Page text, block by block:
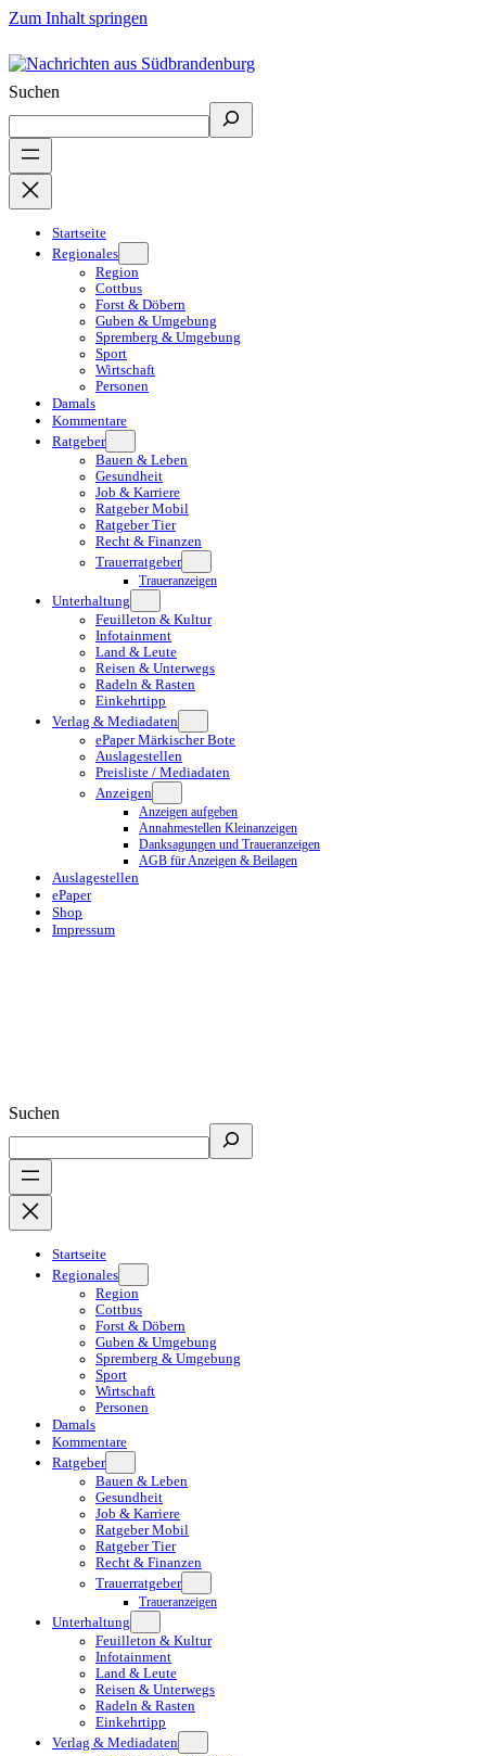
Zum Inhalt springen
Suchen
Startseite
Regionales
Region
Cottbus
Forst & Döbern
Guben & Umgebung
Spremberg & Umgebung
Sport
Wirtschaft
Personen
Damals
Kommentare
Ratgeber
Bauen & Leben
Gesundheit
Job & Karriere
Ratgeber Mobil
Ratgeber Tier
Recht & Finanzen
Trauerratgeber
Traueranzeigen
Unterhaltung
Feuilleton & Kultur
Infotainment
Land & Leute
Reisen & Unterwegs
Radeln & Rasten
Einkehrtipp
Verlag & Mediadaten
ePaper Märkischer Bote
Auslagestellen
Preisliste / Mediadaten
Anzeigen
Anzeigen aufgeben
Annahmestellen Kleinanzeigen
Danksagungen und Traueranzeigen
AGB für Anzeigen & Beilagen
Auslagestellen
ePaper
Shop
Impressum
Suchen
Startseite
Regionales
Region
Cottbus
Forst & Döbern
Guben & Umgebung
Spremberg & Umgebung
Sport
Wirtschaft
Personen
Damals
Kommentare
Ratgeber
Bauen & Leben
Gesundheit
Job & Karriere
Ratgeber Mobil
Ratgeber Tier
Recht & Finanzen
Trauerratgeber
Traueranzeigen
Unterhaltung
Feuilleton & Kultur
Infotainment
Land & Leute
Reisen & Unterwegs
Radeln & Rasten
Einkehrtipp
Verlag & Mediadaten